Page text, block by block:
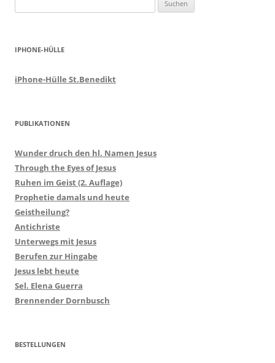
nach:
IPHONE-HÜLLE
iPhone-Hülle St.Benedikt
PUBLIKATIONEN
Wunder druch den hl. Namen Jesus
Through the Eyes of Jesus
Ruhen im Geist (2. Auflage)
Prophetie damals und heute
Geistheilung?
Antichriste
Unterwegs mit Jesus
Berufen zur Hingabe
Jesus lebt heute
Sel. Elena Guerra
Brennender Dornbusch
BESTELLUNGEN